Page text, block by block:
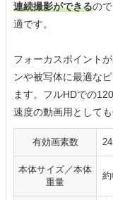
連続撮影ができるの
適です。
フォーカスポイント
ンや被写体に最適な
ます。フルHDでの
速度の動画用としても
有効画素数
本体サイズ／本体
重量